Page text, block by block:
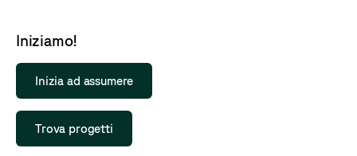
Iniziamo!
Inizia ad assumere
Trova progetti